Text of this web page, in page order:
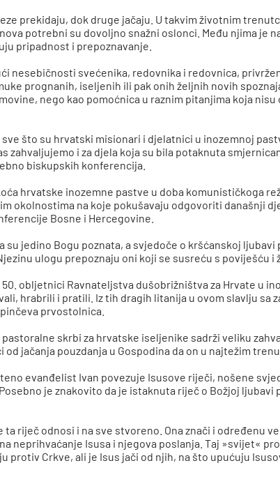
prekidaju, dok druge jačaju. U takvim životnim
potrebni su dovoljno snažni oslonci. Među njima je
pripadnost i prepoznavanje.
nesebičnosti svećenika, redovnika i redovnica,
prognanih, iseljenih ili pak onih željnih novih
nego kao pomoćnica u raznim pitanjima koja
što su hrvatski misionari i djelatnici u inozemnoj
zahvaljujemo i za djela koja su bila potaknuta
biskupskih konferencija.
hrvatske inozemne pastve u doba komunističkoga
okolnostima na koje pokušavaju odgovoriti današnji
Bosne i Hercegovine.
su jedino Bogu poznata, a svjedoče o kršćanskoj
ulogu prepoznaju oni koji se susreću s poviješću
obljetnici Ravnateljstva dušobrižništva za Hrvate u
hrabrili i pratili. Iz tih dragih litanija u ovom slavlju sa
prvostolnica.
skrbi za hrvatske iseljenike sadrži veliku
jačanja pouzdanja u Gospodina da on u najtežim
evanđelist Ivan povezuje Isusove riječi, nošene
je znakovito da je istaknuta riječ o Božjoj
riječ odnosi i na sve stvoreno. Ona znači i određenu
neprihvaćanje Isusa i njegova poslanja. Taj »svijet«
protiv Crkve, ali je Isus jači od njih, na što upućuju